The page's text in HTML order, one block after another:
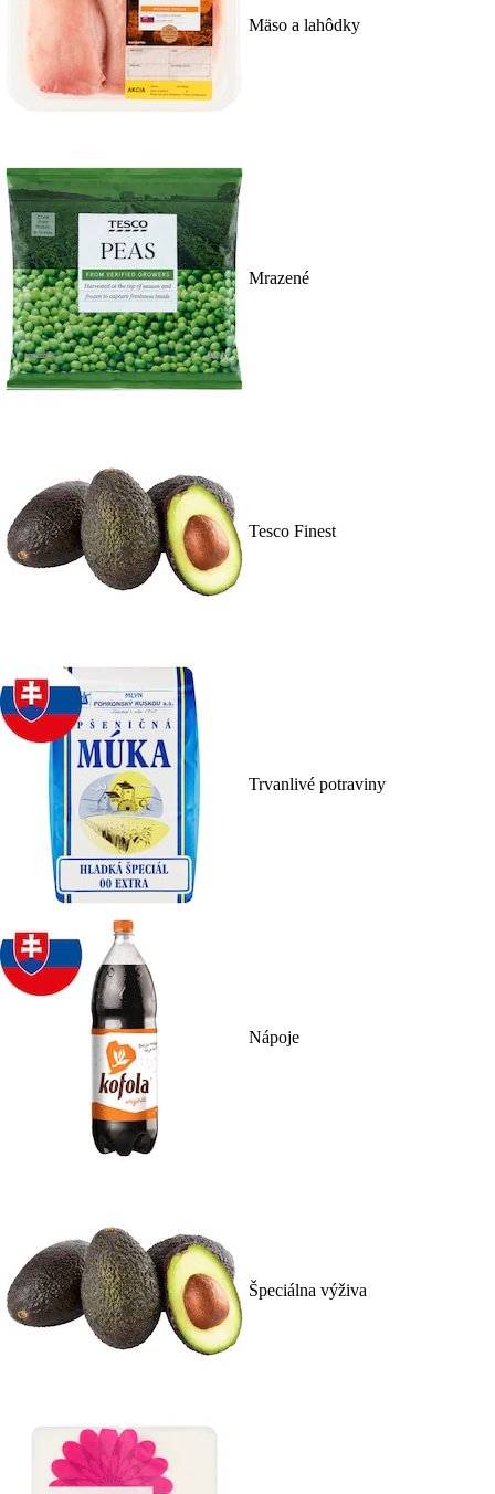
Mäso a lahôdky
Mrazené
Tesco Finest
Trvanlivé potraviny
Nápoje
Špeciálna výživa